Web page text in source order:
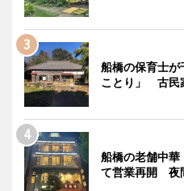
船橋の保育士が
ことり」 古民
船橋の老舗中華
て営業再開 夜